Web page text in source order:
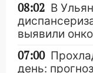
08:02 В
выявили
07:00
день: